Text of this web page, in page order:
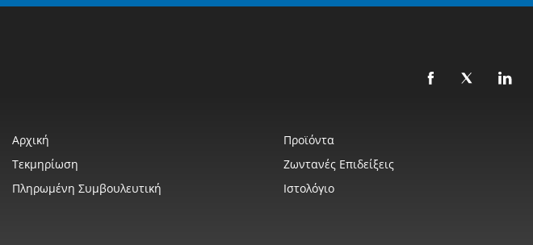
Αρχική Προϊόντα
Τεκμηρίωση
Ζωντανές Επιδείξεις
Πληρωμένη Συμβουλευτική
Ιστολόγιο